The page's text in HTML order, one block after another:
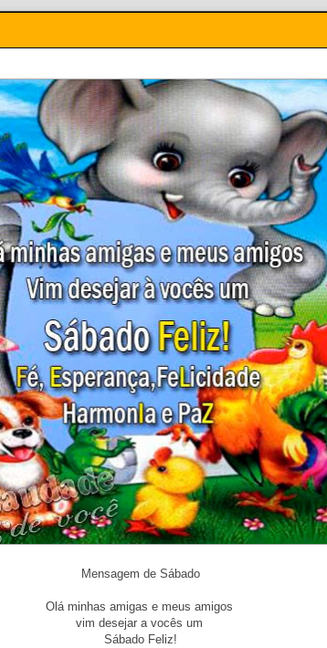
Mensagem de Sábado
Olá minhas amigas e meus amigos
vim desejar a vocês um
Sábado Feliz!